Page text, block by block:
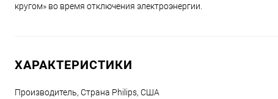
кругом» во время отключения электроэнергии.
ХАРАКТЕРИСТИКИ
Производитель, Страна Philips, США